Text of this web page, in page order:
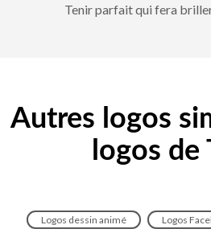
Tenir parfait qui fera
Autres logos
logos de
Logos dessin animé Logos